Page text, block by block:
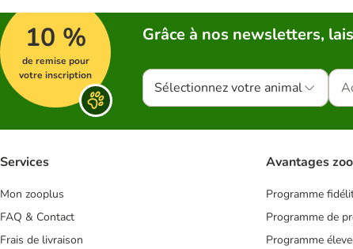
10 %
de remise pour
votre inscription
Grâce à nos newsletters,
Sélectionnez votre animal
Services
Mon zooplus
FAQ & Contact
Frais de livraison
Avantages
Programme
Programme de
Programme